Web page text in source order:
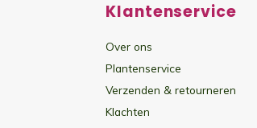
Klantenservice
Over ons
Plantenservice
Verzenden & retourneren
Klachten